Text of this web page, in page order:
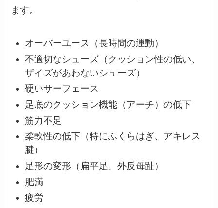
ます。
オーバーユース（長時間の運動）
不適切なシューズ（クッション性の低い、
ザイズがあわないシューズ）
硬いサーフェース
足底のクッション機能（アーチ）の低下
筋力不足
柔軟性の低下（特にふくらはぎ、アキレス
腱）
足形の変形（扁平足、外反母趾）
肥満
疲労